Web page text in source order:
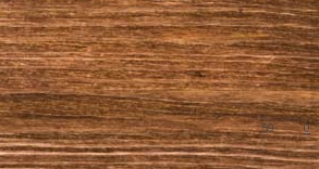
0
59